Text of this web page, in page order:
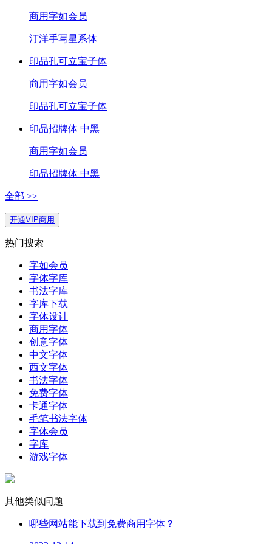
商用字如会员
汀洋手写星系体
印品孔可立宝子体
商用字如会员
印品孔可立宝子体
印品招牌体 中黑
商用字如会员
印品招牌体 中黑
全部 >>
开通VIP商用
热门搜索
字如会员
字体字库
书法字库
字库下载
字体设计
商用字体
创意字体
中文字体
西文字体
书法字体
免费字体
卡通字体
毛笔书法字体
字体会员
字库
游戏字体
其他类似问题
哪些网站能下载到免费商用字体？